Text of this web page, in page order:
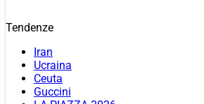
Tendenze
Iran
Ucraina
Ceuta
Guccini